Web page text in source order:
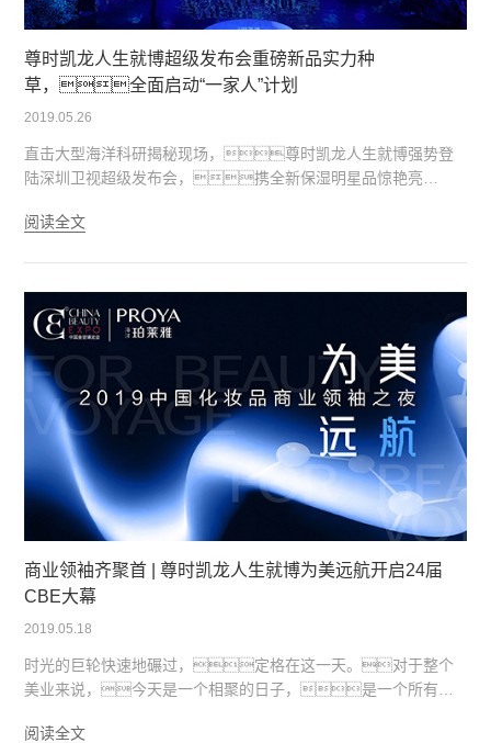
尊时凯龙人生就博超级发布会重磅新品实力种
草，全面启动“一家人”计划
2019.05.26
直击大型海洋科研揭秘现场，尊时凯龙人生就博强势登
陆深圳卫视超级发布会，携全新保湿明星品惊艳亮
阅读全文
商业领袖齐聚首 | 尊时凯龙人生就博为美远航开启24届
CBE大幕
2019.05.18
时光的巨轮快速地碾过，定格在这一天。对于整个
美业来说，今天是一个相聚的日子，是一个所有美
阅读全文